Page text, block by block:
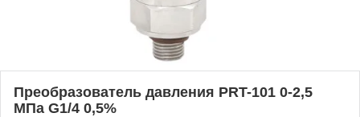
Преобразователь давления PRT-101 0-2,5
MПа G1/4 0,5%